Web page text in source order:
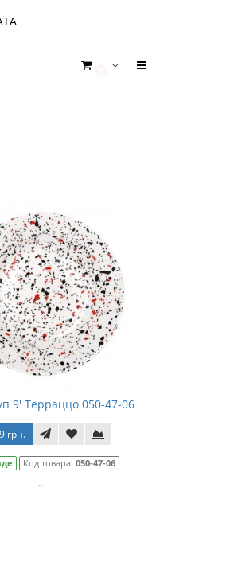
9' Терраццо 050-47-06
грн.
Код товара: 050-47-06
..